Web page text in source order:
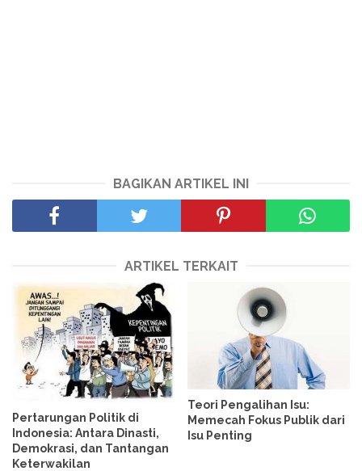
BAGIKAN ARTIKEL INI
ARTIKEL TERKAIT
Pertarungan Politik di
Indonesia: Antara Dinasti,
Demokrasi, dan Tantangan
Keterwakilan
Teori Pengalihan Isu:
Memecah Fokus Publik dari
Isu Penting